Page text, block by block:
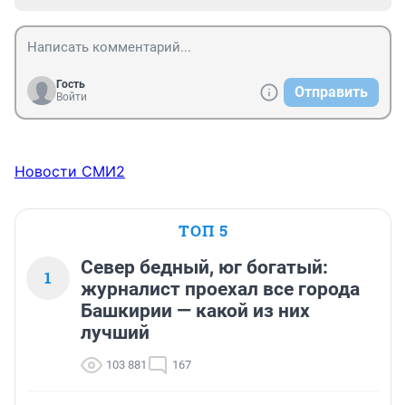
Гость
Войти
Отправить
Новости СМИ2
ТОП 5
1
Север бедный, юг богатый:
журналист проехал все города
Башкирии — какой из них
лучший
103 881 167